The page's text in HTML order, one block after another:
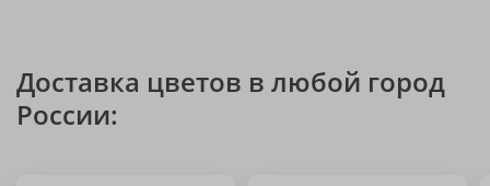
Доставка цветов в любой город
России: